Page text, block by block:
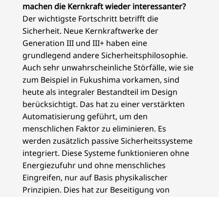
machen die Kernkraft wieder interessanter?
Der wichtigste Fortschritt betrifft die
Sicherheit. Neue Kernkraftwerke der
Generation III und III+ haben eine
grundlegend andere Sicherheitsphilosophie.
Auch sehr unwahrscheinliche Störfälle, wie sie
zum Beispiel in Fukushima vorkamen, sind
heute als integraler Bestandteil im Design
berücksichtigt. Das hat zu einer verstärkten
Automatisierung geführt, um den
menschlichen Faktor zu eliminieren. Es
werden zusätzlich passive Sicherheitssysteme
integriert. Diese Systeme funktionieren ohne
Energiezufuhr und ohne menschliches
Eingreifen, nur auf Basis physikalischer
Prinzipien. Dies hat zur Beseitigung von